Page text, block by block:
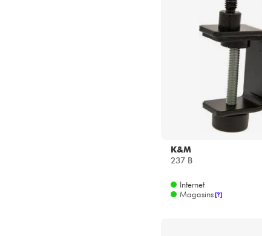
K&M
237 B
Internet
Magasins[?]